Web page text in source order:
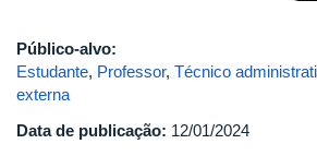
Público-alvo:
Estudante, Professor, Técnico
externa
Data de publicação: 12/01/2024